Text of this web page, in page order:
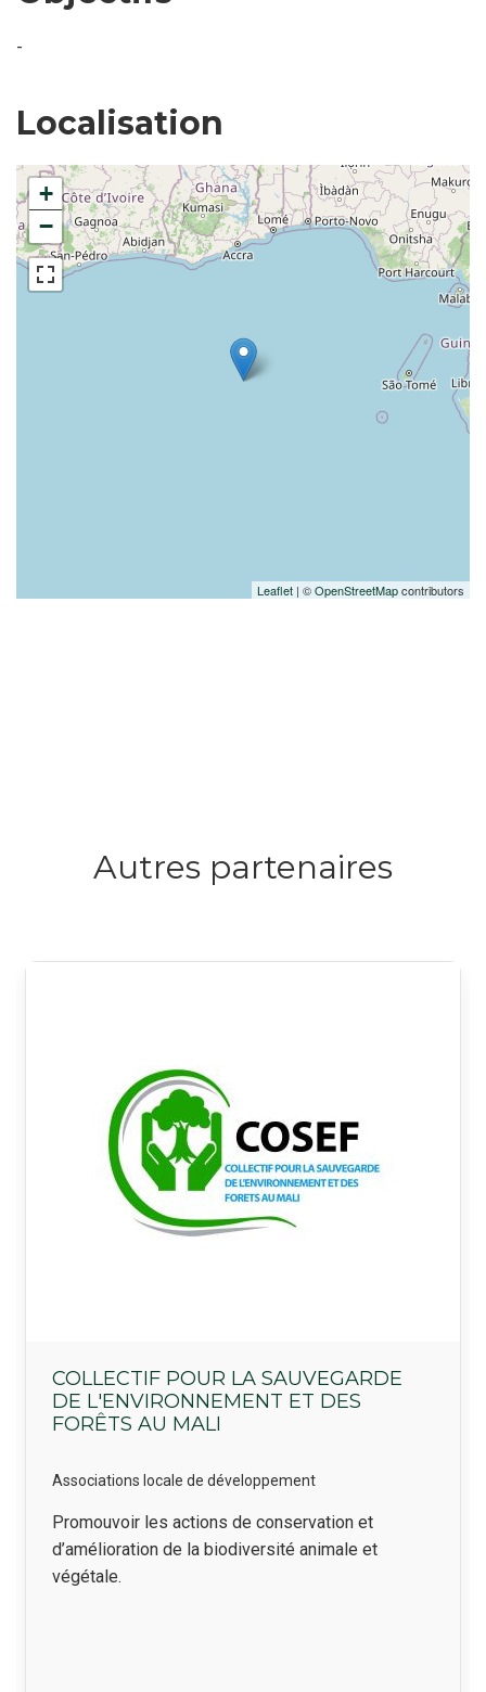
-
Localisation
+
−
Leaflet | ©OpenStreetMapcontributors
Autres partenaires
COLLECTIF POUR LA SAUVEGARDE
DE L'ENVIRONNEMENT ET DES
FORÊTS AU MALI
Associations locale de développement
Résumé
Promouvoir les actions de conservation et
d’amélioration de la biodiversité animale et
végétale.